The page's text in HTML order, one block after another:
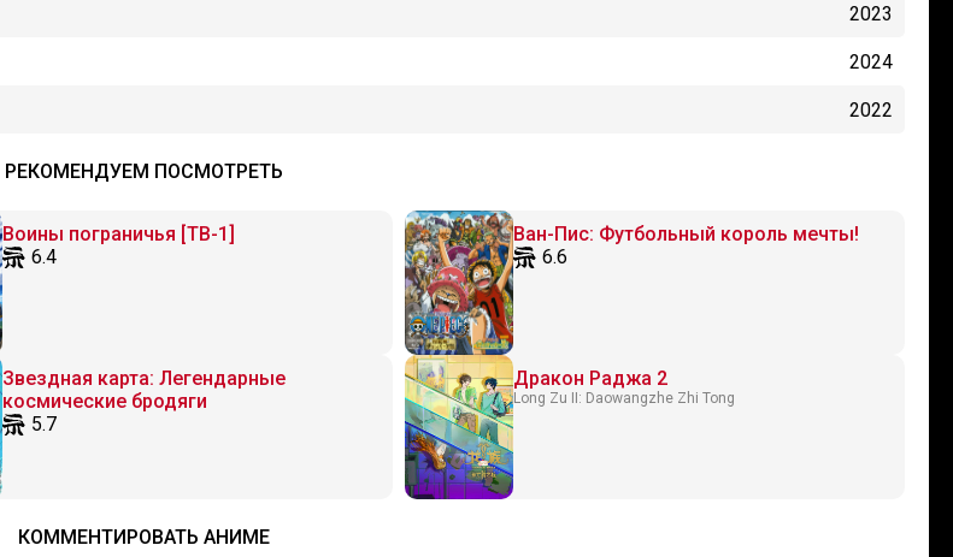
2023
2024
2022
РЕКОМЕНДУЕМ ПОСМОТРЕТЬ
Воины пограничья [ТВ-1]
6.4
Ван-Пис: Футбольный король мечты!
6.6
Звездная карта: Легендарные
космические бродяги
5.7
Дракон Раджа 2
Long Zu II: Daowangzhe Zhi Tong
КОММЕНТИРОВАТЬ АНИМЕ